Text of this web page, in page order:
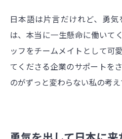
日本語は片言だけれど、勇
は、本当に一生懸命に働いて
ッフをチームメイトとして可
てくださる企業のサポートを
のがずっと変わらない私の考え